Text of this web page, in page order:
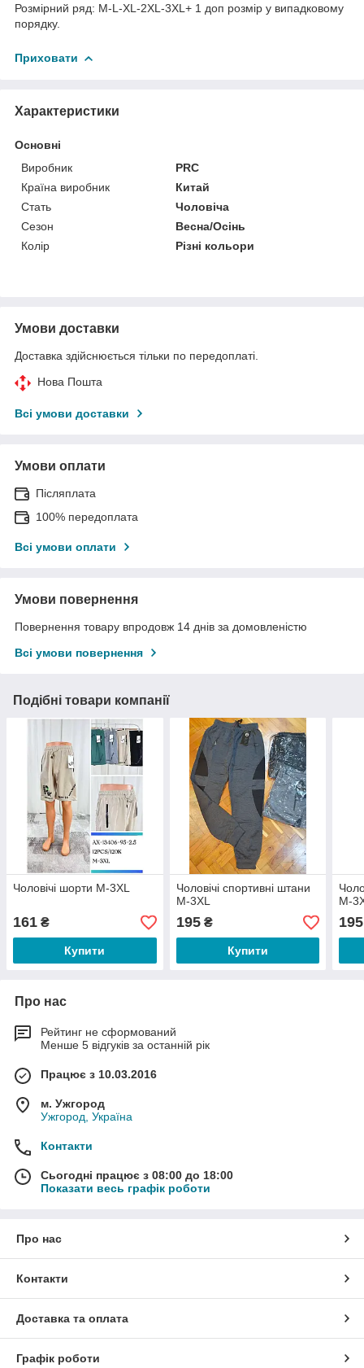
Розмірний ряд: M-L-XL-2XL-3XL+ 1 доп розмір у випадковому
порядку.
Приховати
Характеристики
Основні
Виробник
PRC
Країна виробник
Китай
Стать
Чоловіча
Сезон
Весна/Осінь
Колір
Різні кольори
Умови доставки
Доставка здійснюється тільки по передоплаті.
Нова Пошта
Всі умови доставки
Умови оплати
Післяплата
100% передоплата
Всі умови оплати
Умови повернення
Повернення товару впродовж 14 днів за домовленістю
Всі умови повернення
Подібні товари компанії
Чоловічі шорти M-3XL
161 ₴
Купити
Чоловічі спортивні штани
M-3XL
195₴
Купити
M-
195
Про нас
Рейтинг не сформований
Менше 5 відгуків за останній рік
Працює з 10.03.2016
м. Ужгород
Ужгород, Україна
Контакти
Сьогодні працює з 08:00 до 18:00
Показати весь графік роботи
Про нас
Контакти
Доставка та оплата
Графік роботи